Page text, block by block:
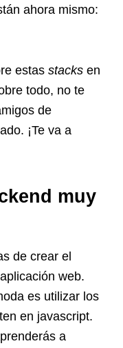
ahora mismo:
estas stacks en
todo, no te
de
¡Te va a
muy
de crear el
web.
es utilizar los
en javascript.
a